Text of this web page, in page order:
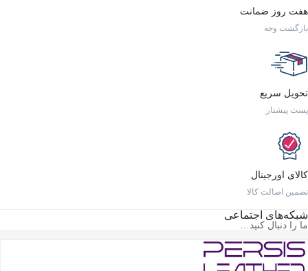
هفت روز ضمانت
بازگشت وجه
تحویل سریع
پست پیشتاز
کالای اورجینال
تضمین اصالت کالا
شبکه‌های اجتماعی
ما را دنبال کنید…